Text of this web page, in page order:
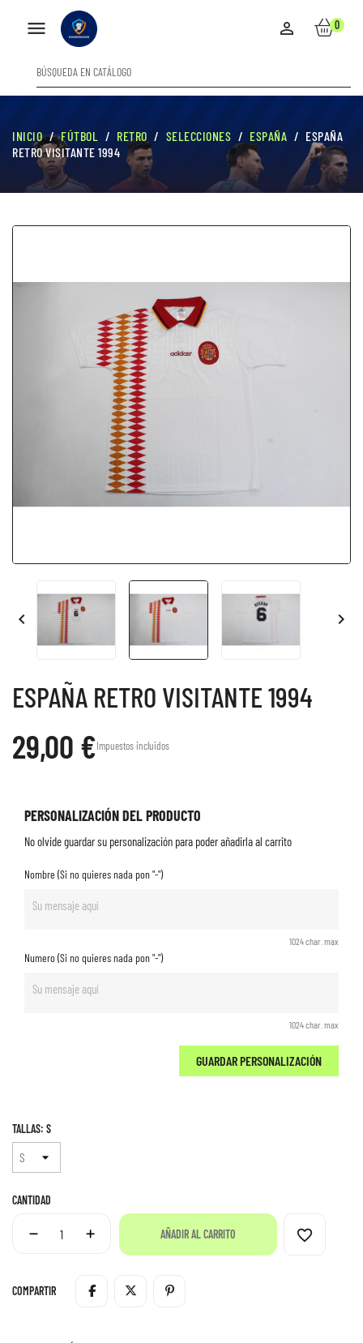
 0

INICIO FÚTBOL RETRO SELECCIONES ESPAÑA
ESPAÑA
RETRO VISITANTE 1994
 
ESPAÑA RETRO VISITANTE 1994
29,00 €Impuestos incluidos
PERSONALIZACIÓN DEL PRODUCTO
No olvide guardar su personalización para poder añadirla al carrito
Nombre (Si no quieres nada pon "-")
1024 char. max
Numero (Si no quieres nada pon "-")
1024 char. max
GUARDAR PERSONALIZACIÓN
TALLAS: S
CANTIDAD
AÑADIR AL CARRITO favorite_border
COMPARTIR